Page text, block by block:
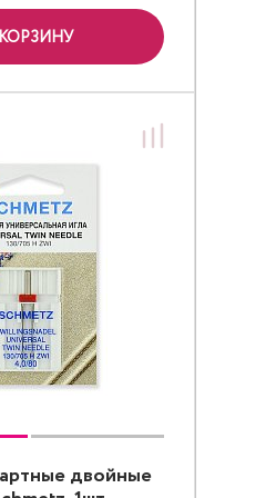
двойные